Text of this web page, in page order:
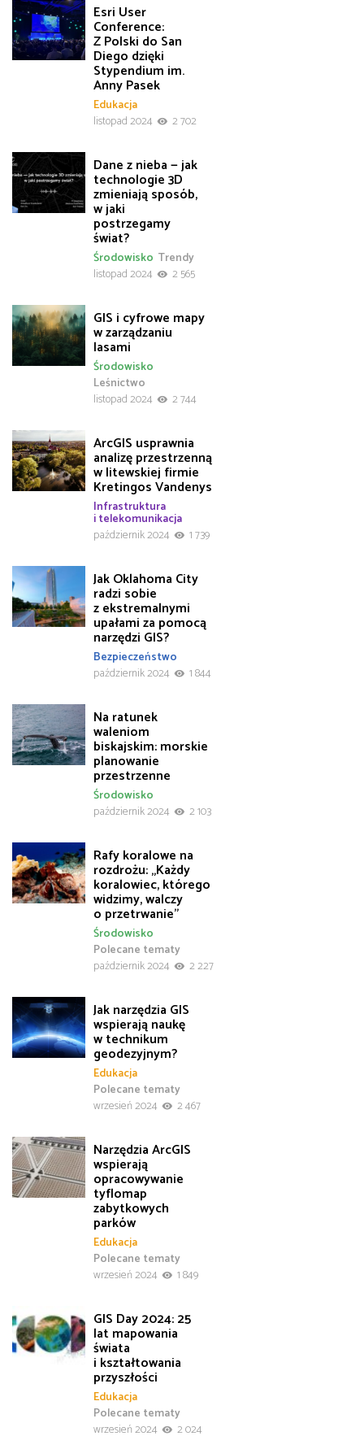
Esri User
Conference:
Z Polski do San
Diego dzięki
Stypendium im.
Anny Pasek
Edukacja
listopad 2024
2 702
Dane z nieba — jak
technologie 3D
zmieniają sposób,
w jaki
postrzegamy
świat?
Środowisko Trendy
listopad 2024
2 565
GIS i cyfrowe mapy
w zarządzaniu
lasami
Leśnictwo
Środowisko
listopad 2024
2 744
ArcGIS usprawnia
analizę przestrzenną
w litewskiej firmie
Kretingos Vandenys
Infrastruktura
i telekomunikacja
październik 2024
1 739
Jak Oklahoma City
radzi sobie
z ekstremalnymi
upałami za pomocą
narzędzi GIS?
Bezpieczeństwo
październik 2024
1 844
Na ratunek
waleniom
biskajskim: morskie
planowanie
przestrzenne
Środowisko
październik 2024
2 103
Rafy koralowe na
rozdrożu: „Każdy
koralowiec, którego
widzimy, walczy
o przetrwanie”
Polecane tematy
Środowisko
październik 2024
2 227
Jak narzędzia GIS
wspierają naukę
w technikum
geodezyjnym?
Edukacja
Polecane tematy
wrzesień 2024
2 467
Narzędzia ArcGIS
wspierają
opracowywanie
tyflomap
zabytkowych
parków
Edukacja
Polecane tematy
wrzesień 2024
1 849
GIS Day 2024: 25
lat mapowania
świata
i kształtowania
przyszłości
Edukacja
Polecane tematy
wrzesień 2024
2 024